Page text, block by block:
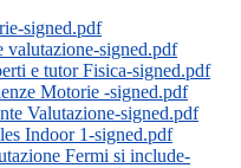
signed.pdf
valutazione-signed.pdf
e tutor Fisica-signed.pdf
Motorie -signed.pdf
Valutazione-signed.pdf
Indoor 1-signed.pdf
Fermi si include-